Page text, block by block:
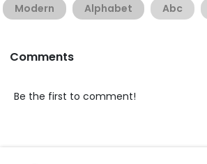
Modern Alphabet Abc
Comments
Be the first to comment!